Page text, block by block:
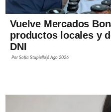
Vuelve Mercados
productos locales y
DNI
PorSofía Stupiello6 Ago 2026